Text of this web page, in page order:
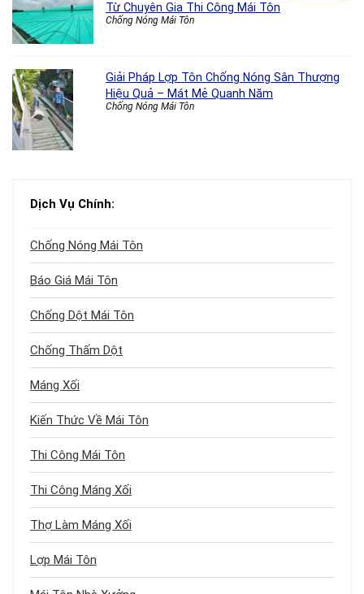
Từ Chuyên Gia Thi Công Mái Tôn
Chống Nóng Mái Tôn
Giải Pháp Lợp Tôn Chống Nóng Sân Thượng
Hiệu Quả – Mát Mẻ Quanh Năm
Chống Nóng Mái Tôn
Dịch Vụ Chính:
Chống Nóng Mái Tôn
Báo Giá Mái Tôn
Chống Dột Mái Tôn
Chống Thấm Dột
Máng Xối
Kiến Thức Về Mái Tôn
Thi Công Mái Tôn
Thi Công Máng Xối
Thợ Làm Máng Xối
Lợp Mái Tôn